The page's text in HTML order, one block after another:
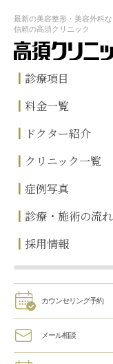
最新の美容整形・美容外科な
信頼の高須クリニック
診療項目
料金一覧
ドクター紹介
クリニック一覧
症例写真
診療・施術の流れ
採用情報
カウンセリング予約
メール相談